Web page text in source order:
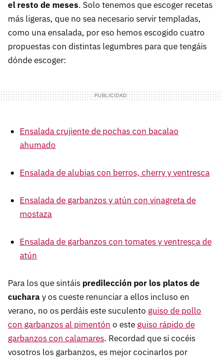
el resto de meses. Solo tenemos que escoger recetas
más ligeras, que no sea necesario servir templadas,
como una ensalada, por eso hemos escogido cuatro
propuestas con distintas legumbres para que tengáis
dónde escoger:
Ensalada crujiente de pochas con bacalao
ahumado
Ensalada de alubias con berros, cherry y ventresca
Ensalada de garbanzos y atún con vinagreta de
mostaza
Ensalada de garbanzos con tomates y ventresca de
atún
Para los que sintáis predilección por los platos de
cucharay os cueste renunciar a ellos incluso en
verano, no os perdáis este suculento guiso de pollo
con garbanzos al pimentón o este guiso rápido de
garbanzos con calamares. Recordad que si cocéis
vosotros los garbanzos, es mejor cocinarlos por